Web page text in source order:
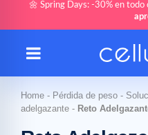
🌼 Spring Days: -30% en
Home - Pérdida de peso -
adelgazante - Reto